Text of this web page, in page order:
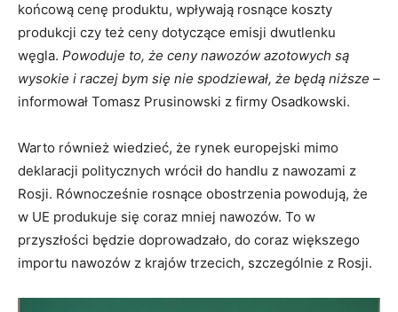
końcową cenę produktu, wpływają rosnące koszty
produkcji czy też ceny dotyczące emisji dwutlenku
węgla. Powoduje to, że ceny nawozów azotowych są
wysokie i raczej bym się nie spodziewał, że będą niższe –
informował Tomasz Prusinowski z firmy Osadkowski.
Warto również wiedzieć, że rynek europejski mimo
deklaracji politycznych wrócił do handlu z nawozami z
Rosji. Równocześnie rosnące obostrzenia powodują, że
w UE produkuje się coraz mniej nawozów. To w
przyszłości będzie doprowadzało, do coraz większego
importu nawozów z krajów trzecich, szczególnie z Rosji.